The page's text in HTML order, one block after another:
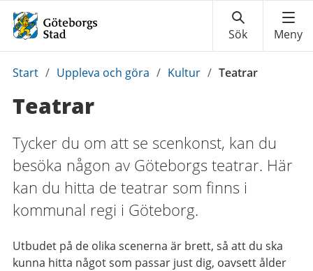
Du
här:
Start / Uppleva och göra / Kultur / Teatrar
Teatrar
Tycker du om att se scenkonst, kan du
besöka någon av Göteborgs teatrar. Här
kan du hitta de teatrar som finns i
kommunal regi i Göteborg.
Utbudet på de olika scenerna är brett, så att du ska
kunna hitta något som passar just dig, oavsett ålder